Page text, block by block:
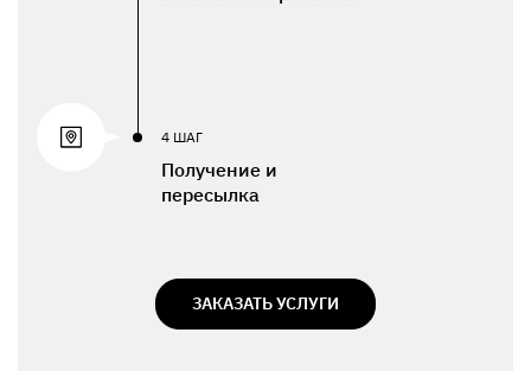
4 ШАГ
Получение и
пересылка
ЗАКАЗАТЬ УСЛУГИ